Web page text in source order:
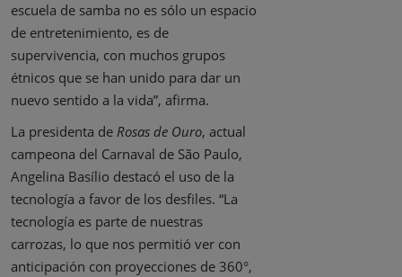
escuela de samba no es sólo un espacio
de entretenimiento, es de
supervivencia, con muchos grupos
étnicos que se han unido para dar un
nuevo sentido a la vida”, afirma.
La presidenta de Rosas de Ouro, actual
campeona del Carnaval de São Paulo,
Angelina Basílio destacó el uso de la
tecnología a favor de los desfiles. “La
tecnología es parte de nuestras
carrozas, lo que nos permitió ver con
anticipación con proyecciones de 360°,